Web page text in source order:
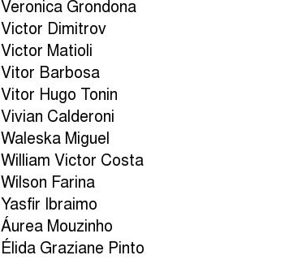
Veronica Grondona
Victor Dimitrov
Victor Matioli
Vitor Barbosa
Vitor Hugo Tonin
Vivian Calderoni
Waleska Miguel
William Victor Costa
Wilson Farina
Yasfir Ibraimo
Áurea Mouzinho
Élida Graziane Pinto